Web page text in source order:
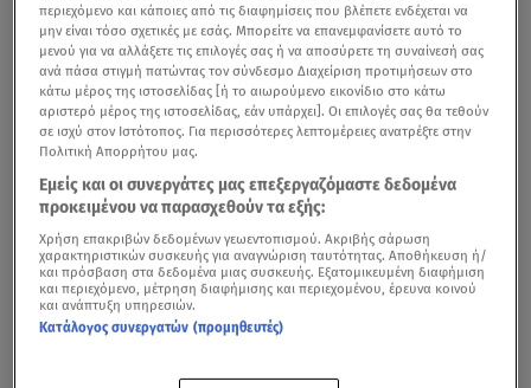
περιεχόμενο και κάποιες από τις διαφημίσεις που βλέπετε ενδέχεται να
μην είναι τόσο σχετικές με εσάς. Μπορείτε να επανεμφανίσετε αυτό το
μενού για να αλλάξετε τις επιλογές σας ή να αποσύρετε τη συναίνεσή σας
ανά πάσα στιγμή πατώντας τον σύνδεσμο Διαχείριση προτιμήσεων στο
κάτω μέρος της ιστοσελίδας [ή το αιωρούμενο εικονίδιο στο κάτω
αριστερό μέρος της ιστοσελίδας, εάν υπάρχει]. Οι επιλογές σας θα τεθούν
σε ισχύ στον Ιστότοπος. Για περισσότερες λεπτομέρειες ανατρέξτε στην
Πολιτική Απορρήτου μας.
Εμείς και οι συνεργάτες μας επεξεργαζόμαστε δεδομένα
προκειμένου να παρασχεθούν τα εξής:
Χρήση επακριβών δεδομένων γεωεντοπισμού. Ακριβής σάρωση
χαρακτηριστικών συσκευής για αναγνώριση ταυτότητας. Αποθήκευση ή/
και πρόσβαση στα δεδομένα μιας συσκευής. Εξατομικευμένη διαφήμιση
και περιεχόμενο, μέτρηση διαφήμισης και περιεχομένου, έρευνα κοινού
και ανάπτυξη υπηρεσιών.
Κατάλογος συνεργατών (προμηθευτές)